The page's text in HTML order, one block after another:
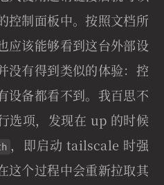
控制面板中。按照文档所
应该能够看到这台外部设
没有得到类似的体验：控
设备都看不到。我百思不
选项，发现在 up 的时候
，即启动 tailscale 时强
这个过程中会重新拉取其